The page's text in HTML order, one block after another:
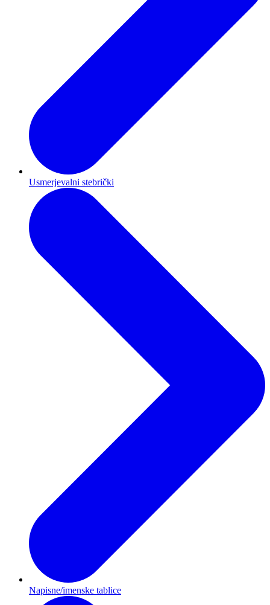
Usmerjevalni stebrički
Napisne/imenske tablice